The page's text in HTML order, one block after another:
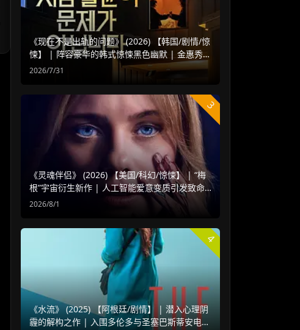
《现在不是出轨的问题》 (2026) 【韩国/剧情/惊
悚】 | 阵容豪华的韩式惊悚黑色幽默 | 金惠秀 x
赵汝贞强强联手
2026/7/31
3
《灵魂伴侣》 (2026) 【美国/科幻/惊悚】 | “梅
根”宇宙衍生新作 | 人工智能爱意变质引发致命
危机
2026/8/1
4
《水流》 (2025) 【阿根廷/剧情】 | 潜入心理阴
霾的解构之作 | 入围多伦多与圣塞巴斯蒂安电影